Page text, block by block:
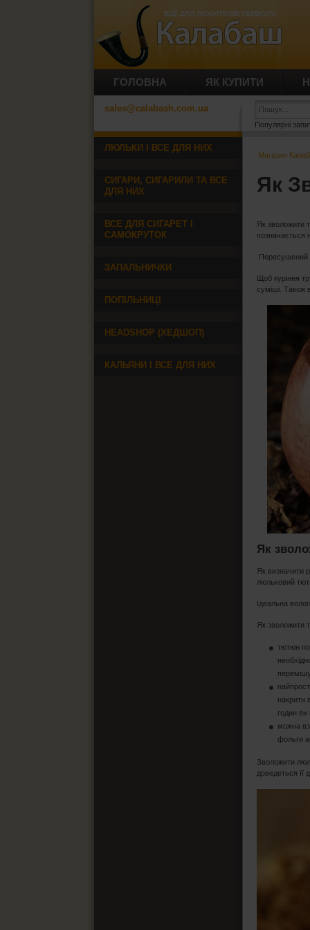
ГОЛОВНА ЯК КУПИТИ
sales@calabash.com.ua
Популярні
Магазин
Як
Як зволожити
позначається
Пересушений
Щоб куріння
суміші. Також
Як
Як визначити
люльковий
Ідеальна
Як зволожити
тютюн
накрити
годин ви
можна
фольги
Зволожити
доведеться її
ЛЮЛЬКИ І ВСЕ ДЛЯ НИХ
СИГАРИ, СИГАРИЛИ ТА ВСЕ
ДЛЯ НИХ
ВСЕ ДЛЯ СИГАРЕТ І
САМОКРУТОК
ЗАПАЛЬНИЧКИ
ПОПІЛЬНИЦІ
HEADSHOP (ХЕДШОП)
КАЛЬЯНИ І ВСЕ ДЛЯ НИХ